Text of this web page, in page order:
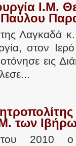
Ι.Μ.
Παύλου
Λαγκαδά
στον
εις
των
2010 ο